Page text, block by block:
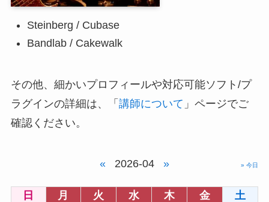
Steinberg / Cubase
Bandlab / Cakewalk
その他、細かいプロフィールや対応可能ソフト/プ
ラグインの詳細は、「 講師について 」ページでご
確認ください。
« 2026-04 » » 今日
日 月 火 水 木 金
土